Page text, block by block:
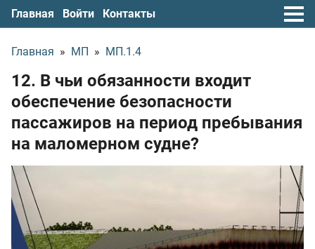
Главная Войти Контакты
Главная » МП » МП.1.4
12. В чьи обязанности входит
обеспечение безопасности
пассажиров на период пребывания
на маломерном судне?